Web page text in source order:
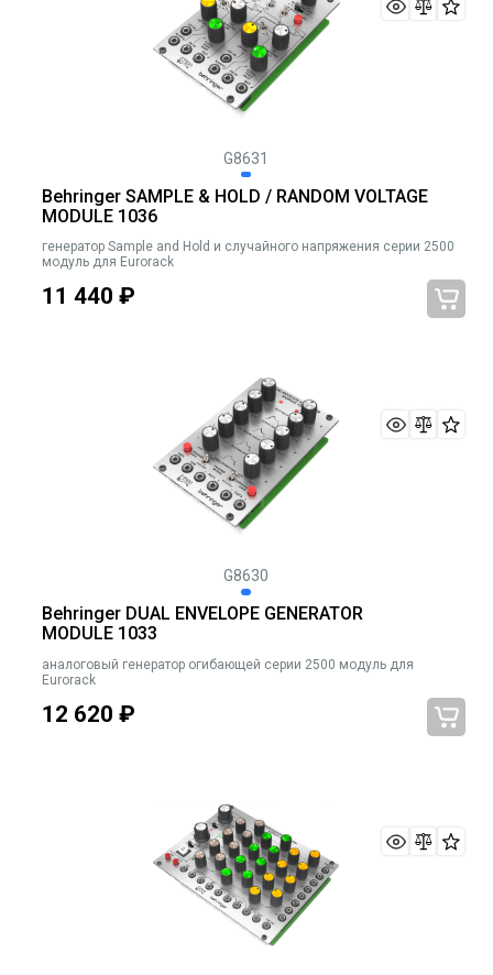
G8631
Behringer SAMPLE & HOLD / RANDOM VOLTAGE
MODULE 1036
генератор Sample and Hold и случайного напряжения серии 2500
модуль для Eurorack
11 440 ₽
G8630
Behringer DUAL ENVELOPE GENERATOR
MODULE 1033
аналоговый генератор огибающей серии 2500 модуль для
Eurorack
12 620 ₽